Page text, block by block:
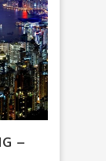
–